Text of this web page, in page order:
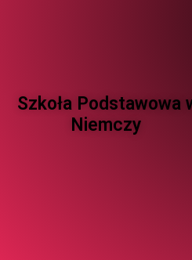
Szkoła Podstawowa
Niemczy ​